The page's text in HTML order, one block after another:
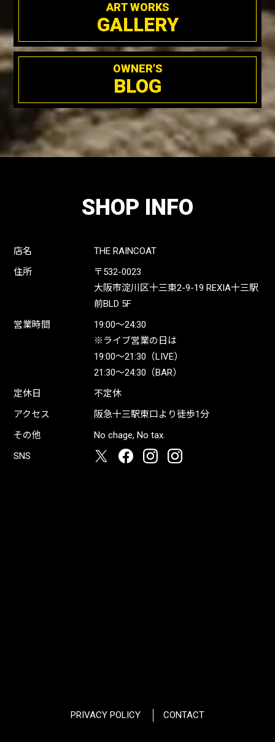
ART WORKS
GALLERY
OWNER'S
BLOG
SHOP INFO
店名
THE RAINCOAT
住所
〒532-0023
大阪市淀川区十三東2-9-19 REXIA十三駅
前BLD 5F
営業時間
19:00〜24:30
※ライブ営業の日は
19:00〜21:30（LIVE）
21:30〜24:30（BAR）
定休日
不定休
アクセス
阪急十三駅東口より徒歩1分
その他
No chage, No tax.
SNS
PRIVACY POLICY CONTACT